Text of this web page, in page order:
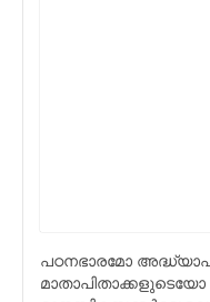
പഠനഭാരമോ